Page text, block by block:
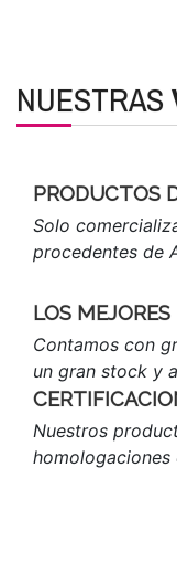
NUESTRAS
PRODUCTOS
Solo
procedentes de
LOS
Contamos con
un gran stock y
Nuestros
homologaciones